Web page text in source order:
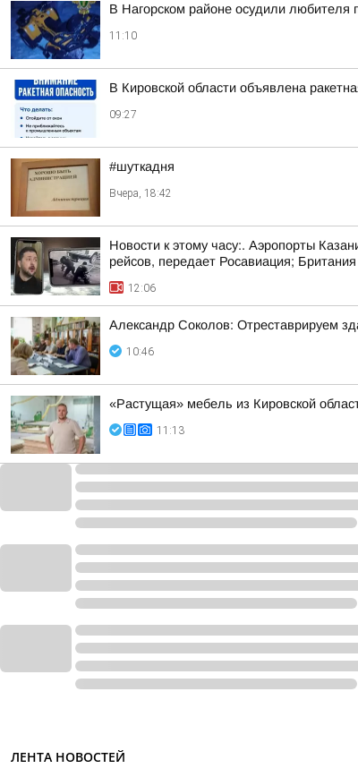
В Нагорском районе осудили любителя
11:10
В Кировской области объявлена
09:27
#шуткадня
Вчера, 18:42
Новости к этому часу:. Аэропорты
рейсов, передает Росавиация;
12:06
Александр Соколов: Отреставрируем
10:46
«Растущая» мебель из Кировской
11:13
ЛЕНТА НОВОСТЕЙ